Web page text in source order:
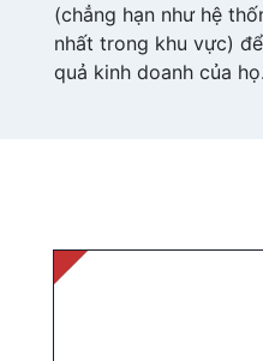
(chẳng hạn như hệ
nhất trong khu vực)
quả kinh doanh của họ.